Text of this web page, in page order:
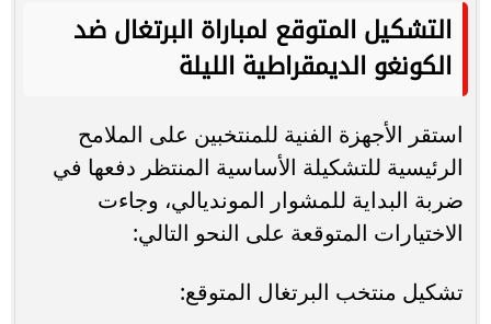
التشكيل المتوقع لمباراة البرتغال ضد
الكونغو الديمقراطية الليلة
استقر الأجهزة الفنية للمنتخبين على الملامح
الرئيسية للتشكيلة الأساسية المنتظر دفعها في
ضربة البداية للمشوار المونديالي، وجاءت
الاختيارات المتوقعة على النحو التالي:
تشكيل منتخب البرتغال المتوقع: